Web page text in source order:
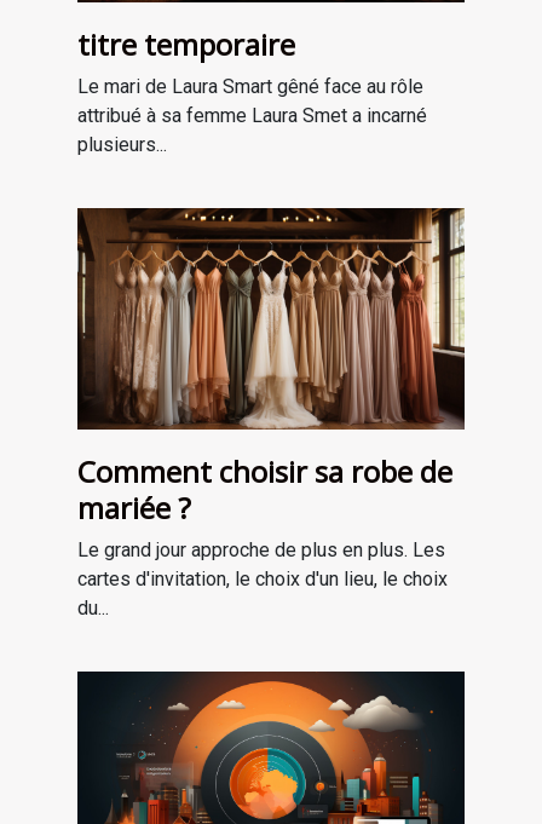
titre temporaire
Le mari de Laura Smart gêné face au rôle
attribué à sa femme Laura Smet a incarné
plusieurs...
Comment choisir sa robe de
mariée ?
Le grand jour approche de plus en plus. Les
cartes d'invitation, le choix d'un lieu, le choix
du...